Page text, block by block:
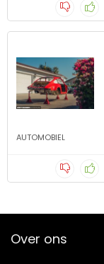
AUTOMOBIEL
Over ons